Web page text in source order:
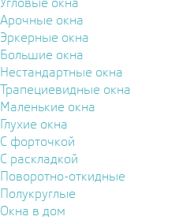
Арочные окна
Эркерные окна
Большие окна
Нестандартные окна
Трапециевидные окна
Маленькие окна
Глухие окна
С форточкой
С раскладкой
Поворотно-откидные
Полукруглые
Окна в дом